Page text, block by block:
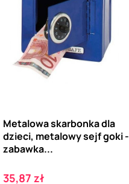
Metalowa skarbonka dla
dzieci, metalowy sejf goki -
zabawka...
Cena
35,87 zł